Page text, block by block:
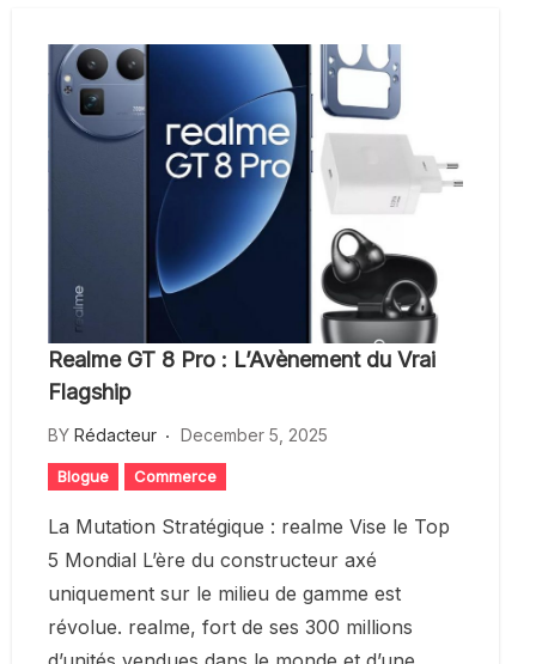
Realme GT 8 Pro : L’Avènement du Vrai
Flagship
BY Rédacteur December 5, 2025
Blogue Commerce
La Mutation Stratégique : realme Vise le Top
5 Mondial L’ère du constructeur axé
uniquement sur le milieu de gamme est
révolue. realme, fort de ses 300 millions